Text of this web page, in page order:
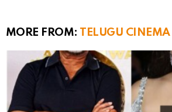
MORE FROM: TELUGU